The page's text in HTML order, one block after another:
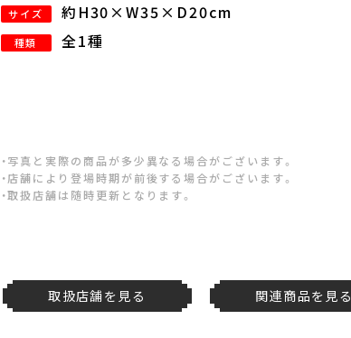
サイズ 約H30×W35×D20cm
種類 全1種
・写真と実際の商品が多少異なる場合がございます。
・店舗により登場時期が前後する場合がございます。
・取扱店舗は随時更新となります。
取扱店舗を見る 関連商品を見る